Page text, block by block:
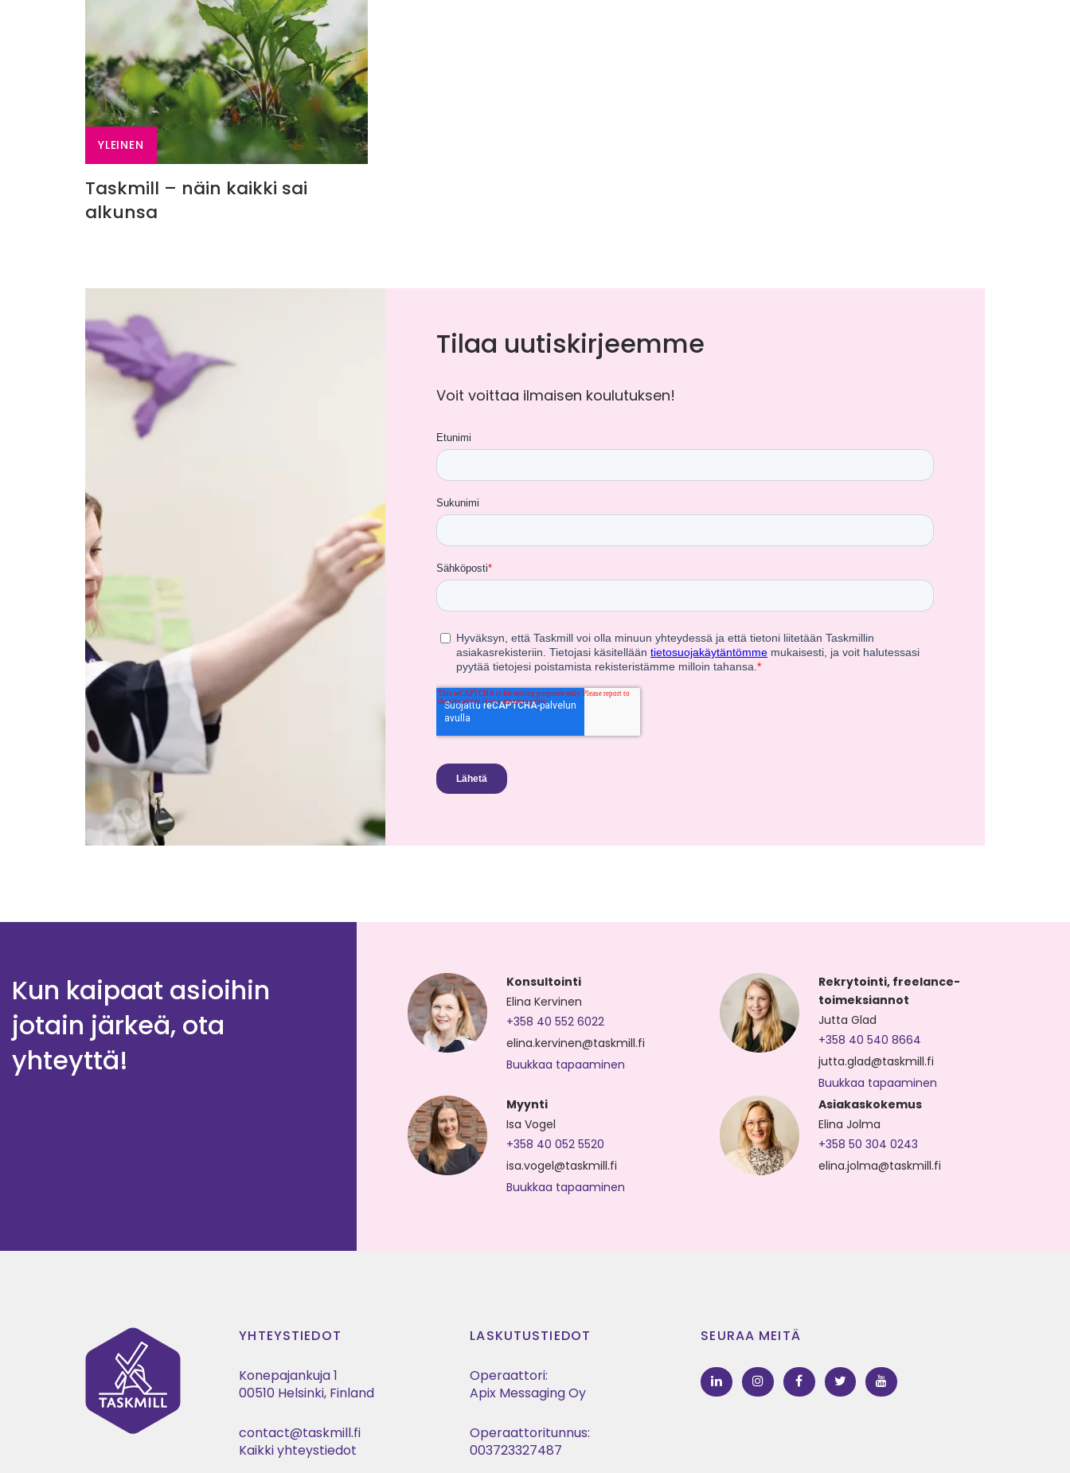
YLEINEN
Taskmill – näin kaikki sai
alkunsa
Tilaa uutiskirjeemme
Voit voittaa ilmaisen koulutuksen!
Kun kaipaat asioihin
jotain järkeä, ota
yhteyttä!
Konsultointi
Elina Kervinen
+358 40 552 6022
elina.kervinen@taskmill.fi
Buukkaa tapaaminen
Rekrytointi, freelance-
toimeksiannot
Jutta Glad
+358 40 540 8664
jutta.glad@taskmill.fi
Buukkaa tapaaminen
Myynti
Isa Vogel
+358 40 052 5520
isa.vogel@taskmill.fi
Buukkaa tapaaminen
Asiakaskokemus
Elina Jolma
+358 50 304 0243
elina.jolma@taskmill.fi
YHTEYSTIEDOT
Konepajankuja 1
00510 Helsinki, Finland
contact@taskmill.fi
Kaikki yhteystiedot
LASKUTUSTIEDOT
Operaattori:
Apix Messaging Oy
Operaattoritunnus:
003723327487
SEURAA MEITÄ
LinkedInInstagramFacebookTwitter Youtube